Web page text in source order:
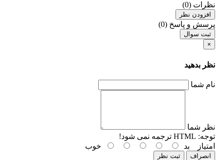
نظرات (0)
افزودن نظر
پرسش و پاسخ (0)
ثبت سوال
×
نظر بدهید
نام شما
نظر شما
توجه:
امتیاز
بد خوب
انصراف
ثبت نظر